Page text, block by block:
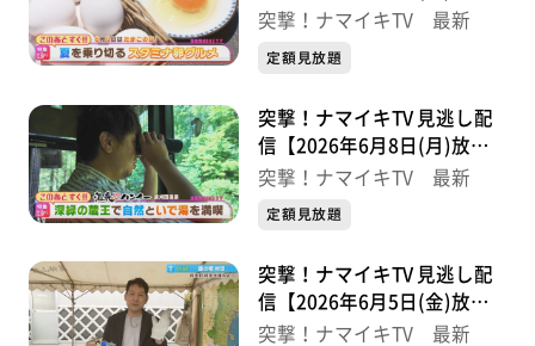
分】
突撃！ナマイキTV 最新
定額見放題
突撃！ナマイキTV 見逃し配
信【2026年6月8日(月)放送
分】
突撃！ナマイキTV 最新
定額見放題
突撃！ナマイキTV 見逃し配
信【2026年6月5日(金)放送
分】
突撃！ナマイキTV 最新